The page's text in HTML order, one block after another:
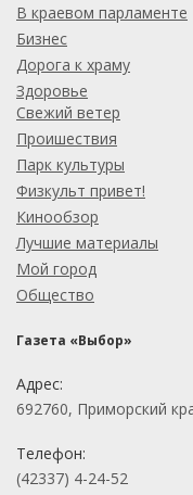
В краевом парламенте
Бизнес
Дорога к храму
Здоровье
Свежий ветер
Проишествия
Парк культуры
Физкульт привет!
Кинообзор
Лучшие материалы
Мой город
Общество
Газета «Выбор»
Адрес:
692760, Приморский
Телефон:
(42337) 4-24-52